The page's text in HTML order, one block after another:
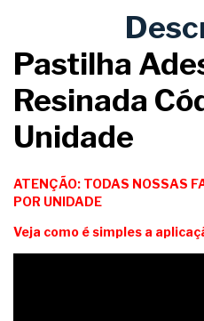
Pastilha
Resinada
Unidade
ATENÇÃO: TODAS NOSSAS
POR UNIDADE
Veja como é simples a